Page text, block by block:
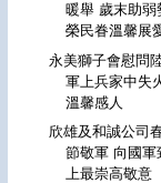
暖舉 歲末助弱
榮民眷溫馨展
永美獅子會慰問
軍上兵家中失
溫馨感人
欣雄及和誠公司
節敬軍 向國軍
上最崇高敬意